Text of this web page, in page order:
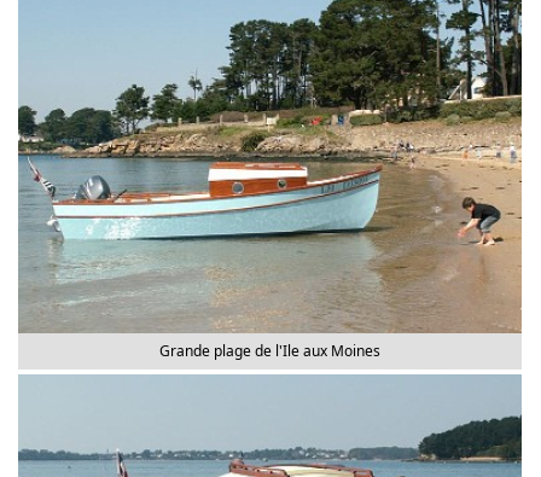
Grande plage de l'Ile aux Moines